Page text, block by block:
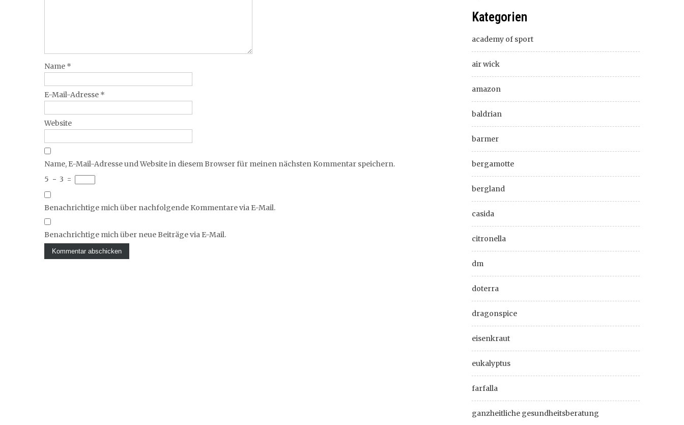
Name *
E-Mail-Adresse *
Website
Name, E-Mail-Adresse und Website in diesem Browser für meinen nächsten Kommentar speichern.
5 − 3 =
Benachrichtige mich über nachfolgende Kommentare via E-Mail.
Benachrichtige mich über neue Beiträge via E-Mail.
Kategorien
academy of sport
air wick
amazon
baldrian
barmer
bergamotte
bergland
casida
citronella
dm
doterra
dragonspice
eisenkraut
eukalyptus
farfalla
ganzheitliche gesundheitsberatung